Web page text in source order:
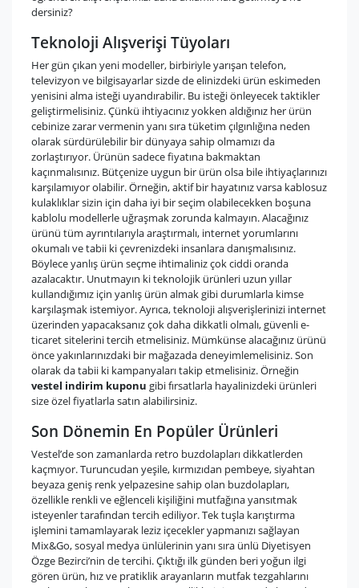
dersiniz?
Teknoloji Alışverişi Tüyoları
Her gün çıkan yeni modeller, birbiriyle yarışan telefon,
televizyon ve bilgisayarlar sizde de elinizdeki ürün eskimeden
yenisini alma isteği uyandırabilir. Bu isteği önleyecek taktikler
geliştirmelisiniz. Çünkü ihtiyacınız yokken aldığınız her ürün
cebinize zarar vermenin yanı sıra tüketim çılgınlığına neden
olarak sürdürülebilir bir dünyaya sahip olmamızı da
zorlaştırıyor. Ürünün sadece fiyatına bakmaktan
kaçınmalısınız. Bütçenize uygun bir ürün olsa bile ihtiyaçlarınızı
karşılamıyor olabilir. Örneğin, aktif bir hayatınız varsa kablosuz
kulaklıklar sizin için daha iyi bir seçim olabilecekken boşuna
kablolu modellerle uğraşmak zorunda kalmayın. Alacağınız
ürünü tüm ayrıntılarıyla araştırmalı, internet yorumlarını
okumalı ve tabii ki çevrenizdeki insanlara danışmalısınız.
Böylece yanlış ürün seçme ihtimaliniz çok ciddi oranda
azalacaktır. Unutmayın ki teknolojik ürünleri uzun yıllar
kullandığımız için yanlış ürün almak gibi durumlarla kimse
karşılaşmak istemiyor. Ayrıca, teknoloji alışverişlerinizi internet
üzerinden yapacaksanız çok daha dikkatli olmalı, güvenli e-
ticaret sitelerini tercih etmelisiniz. Mümkünse alacağınız ürünü
önce yakınlarınızdaki bir mağazada deneyimlemelisiniz. Son
olarak da tabii ki kampanyaları takip etmelisiniz. Örneğin
vestel indirim kuponu gibi fırsatlarla hayalinizdeki ürünleri
size özel fiyatlarla satın alabilirsiniz.
Son Dönemin En Popüler Ürünleri
Vestel’de son zamanlarda retro buzdolapları dikkatlerden
kaçmıyor. Turuncudan yeşile, kırmızıdan pembeye, siyahtan
beyaza geniş renk yelpazesine sahip olan buzdolapları,
özellikle renkli ve eğlenceli kişiliğini mutfağına yansıtmak
isteyenler tarafından tercih ediliyor. Tek tuşla karıştırma
işlemini tamamlayarak leziz içecekler yapmanızı sağlayan
Mix&Go, sosyal medya ünlülerinin yanı sıra ünlü Diyetisyen
Özge Bezirci’nin de tercihi. Çıktığı ilk günden beri yoğun ilgi
gören ürün, hız ve pratiklik arayanların mutfak tezgahlarını